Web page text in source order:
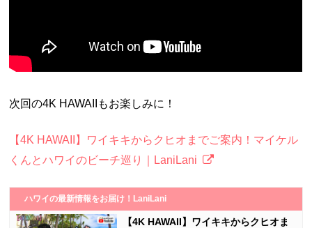
次回の4K HAWAIIもお楽しみに！
【4K HAWAII】ワイキキからクヒオまでご案内！マイケル
くんとハワイのビーチ巡り｜LaniLani
ハワイの最新情報をお届け！LaniLani
【4K HAWAII】ワイキキからクヒオま